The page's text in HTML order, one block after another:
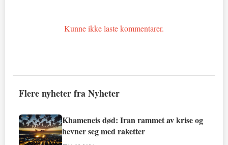
Kunne ikke laste kommentarer.
Flere nyheter fra Nyheter
Khameneis død: Iran rammet av krise og
hevner seg med raketter